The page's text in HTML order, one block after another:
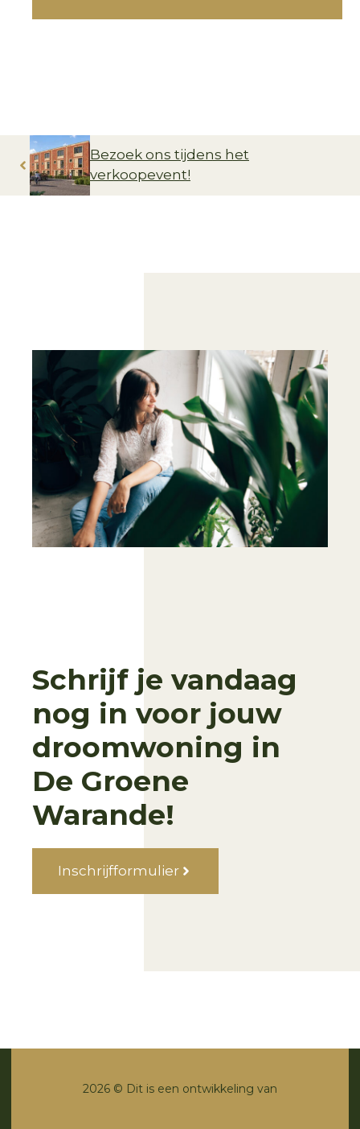
Bezoek ons tijdens het
verkoopevent!
Schrijf je vandaag
nog in voor jouw
droomwoning in
De Groene
Warande!
Inschrijfformulier
2026 © Dit is een ontwikkeling van